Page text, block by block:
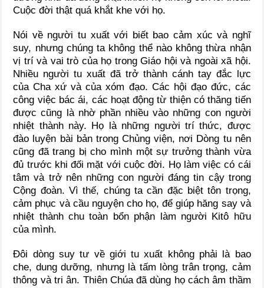
Cuộc đời thật quá khắt khe với họ.
Nói về người tu xuất với biết bao cảm xúc và nghĩ
suy, nhưng chúng ta không thể nào không thừa nhận
vị trí và vai trò của họ trong Giáo hội và ngoài xã hội.
Nhiều người tu xuất đã trở thành cánh tay đắc lực
của Cha xứ và của xóm đạo. Các hội đạo đức, các
công việc bác ái, các hoạt động từ thiện có thăng tiến
được cũng là nhờ phần nhiều vào những con người
nhiệt thành này. Họ là những người trí thức, được
đào luyện bài bản trong Chủng viện, nơi Dòng tu nên
cũng đã trang bị cho mình một sự trưởng thành vừa
đủ trước khi đối mặt với cuộc đời. Họ làm việc có cái
tâm và trở nên những con người đáng tin cậy trong
Cộng đoàn. Vì thế, chúng ta cần đặc biệt tôn trọng,
cảm phục và cầu nguyện cho họ, để giúp hăng say và
nhiệt thành chu toàn bổn phận làm người Kitô hữu
của mình.
Đôi dòng suy tư về giới tu xuất không phải là bao
che, dung dưỡng, nhưng là tấm lòng trân trọng, cảm
thông và tri ân. Thiên Chúa đã dùng họ cách âm thầm